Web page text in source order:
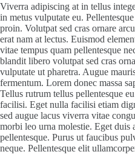
Viverra adipiscing at in tellus
in metus vulputate eu.
proin. Volutpat sed cras ornare
erat nam at lectus. Euismod
vitae tempus quam pellentesque
blandit libero volutpat sed cras
vulputate ut pharetra. Augue
fermentum. Lorem donec massa
Tellus rutrum tellus pellentesque
facilisi. Eget nulla facilisi etiam
sed augue lacus viverra vitae
morbi leo urna molestie. Eget duis
pellentesque. Purus ut faucibus
neque. Pellentesque elit